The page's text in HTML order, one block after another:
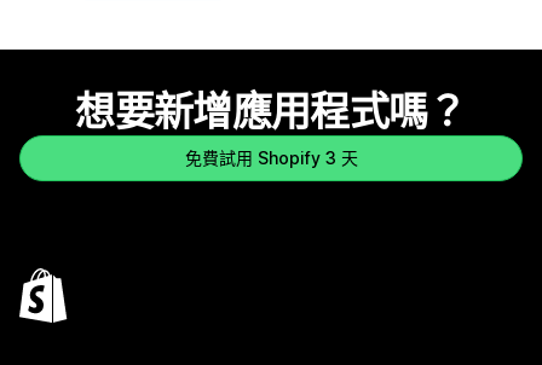
想要新增應用程式嗎？
免費試用 Shopify 3 天